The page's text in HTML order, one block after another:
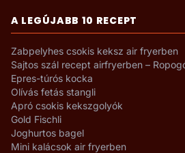
A LEGÚJABB 10 RECEPT
Zabpelyhes csokis keksz air fryerben
Sajtos szál recept airfryerben –
Epres-túrós kocka
Olívás fetás stangli
Apró csokis kekszgolyók
Gold Fischli
Joghurtos bagel
Mini kalácsok air fryerben